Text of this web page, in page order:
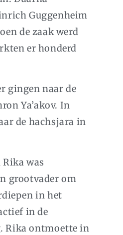
Guggenheim
de zaak werd
er honderd
gingen naar de
Ya’akov. In
de hachsjara in
was
grootvader om
in het
in de
Rika ontmoette in